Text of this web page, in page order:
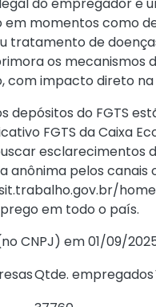
momentos como
tratamento de
os mecanismos
com impacto direto
depósitos do FGTS
FGTS da Caixa
anônima pelos canais
em todo o país.
CNPJ) em 01/09/
Qtde. empregados